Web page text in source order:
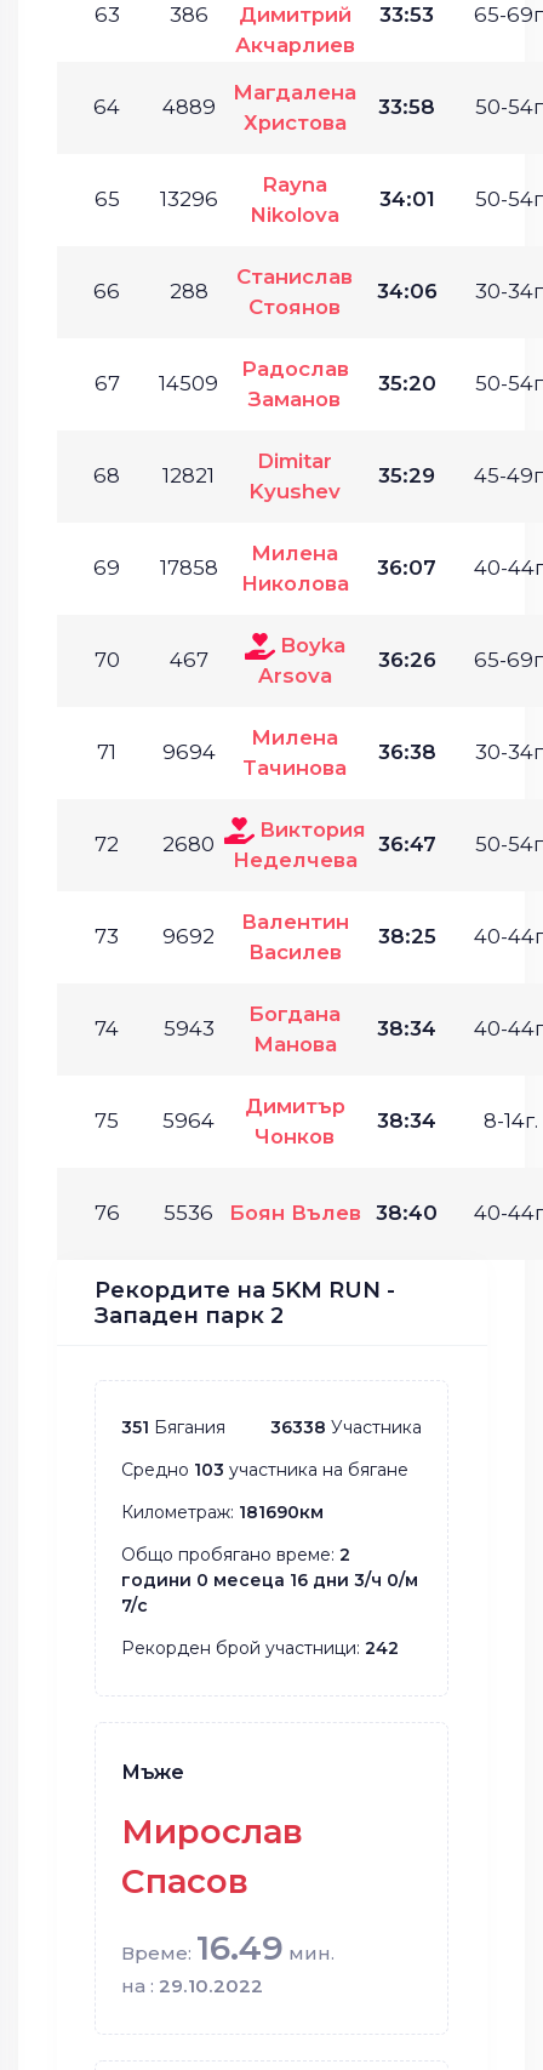
63 386
Димитрий
Акчарлиев
33:53 65-
64 4889
Магдалена
Христова
33:58 50-
65 13296
Rayna
Nikolova
34:01 50-
66 288
Станислав
Стоянов
34:06 30-
67 14509
Радослав
Заманов
35:20 50-
68 12821
Dimitar
Kyushev
35:29 45-
69 17858
Милена
Николова
36:07 40-
70 467
Boyka
Arsova
36:26 65-
71 9694
Милена
Тачинова
36:38 30-
72 2680
Виктория
Неделчева
36:47 50-
73 9692
Валентин
Василев
38:25 40-
74 5943
Богдана
Манова
38:34 40-
75 5964
Димитър
Чонков
38:34 8-14г.
76 5536 Боян Вълев 38:40 40-
Рекордите на 5KM RUN -
Западен парк 2
351 Бягания 36338 Участника
Средно 103 участника на бягане
Километраж: 181690км
Общо пробягано време: 2
години 0 месеца 16 дни 3/ч 0/м
7/с
Рекорден брой участници: 242
Мъже
Мирослав
Спасов
Време: 16.49 мин.
на : 29.10.2022